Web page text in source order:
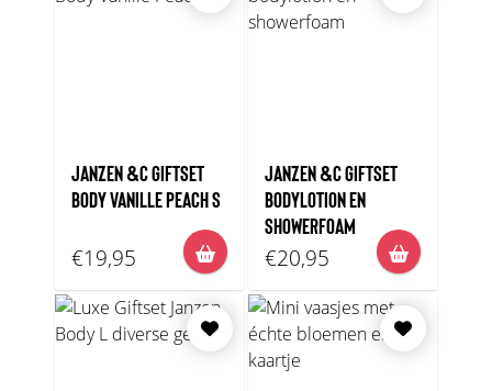
JANZEN &C GIFTSET
BODY VANILLE PEACH S
€19,95
JANZEN &C GIFTSET
BODYLOTION EN
SHOWERFOAM
€20,95